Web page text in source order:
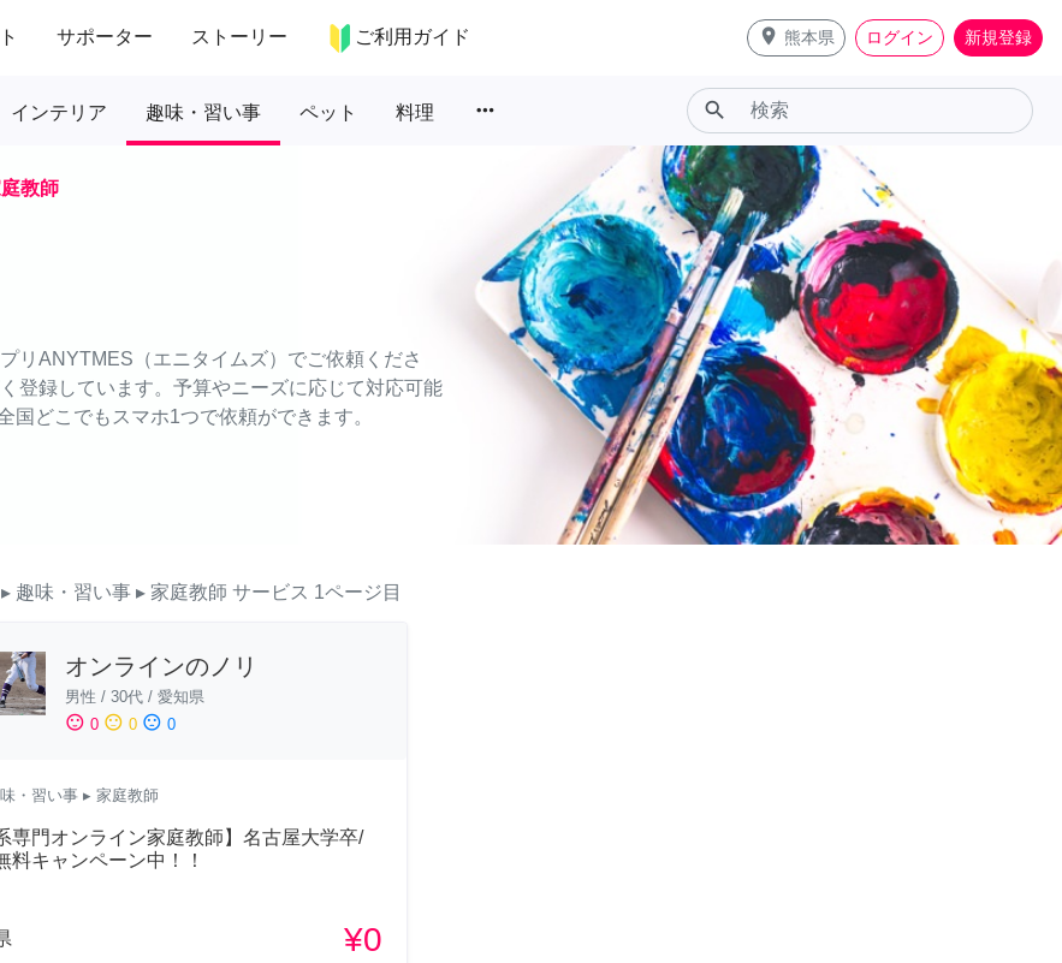
サポーター ストーリー ご利用ガイド place 熊本県 ログイン 新規登録
インテリア 趣味・習い事 ペット 料理 more_horiz search
教師
リANYTMES（エニタイムズ）でご依頼くださ
登録しています。予算やニーズに応じて対応可能
どこでもスマホ1つで依頼ができます。
▸ 趣味・習い事 ▸ 家庭教師 サービス 1ページ目
オンラインのノリ
男性 / 30代 / 愛知県
sentiment_satisfied 0 sentiment_neutral 0 sentiment_dissatisfied 0
・習い事 ▸ 家庭教師
専門オンライン家庭教師】名古屋大学卒/
料キャンペーン中！！
¥0